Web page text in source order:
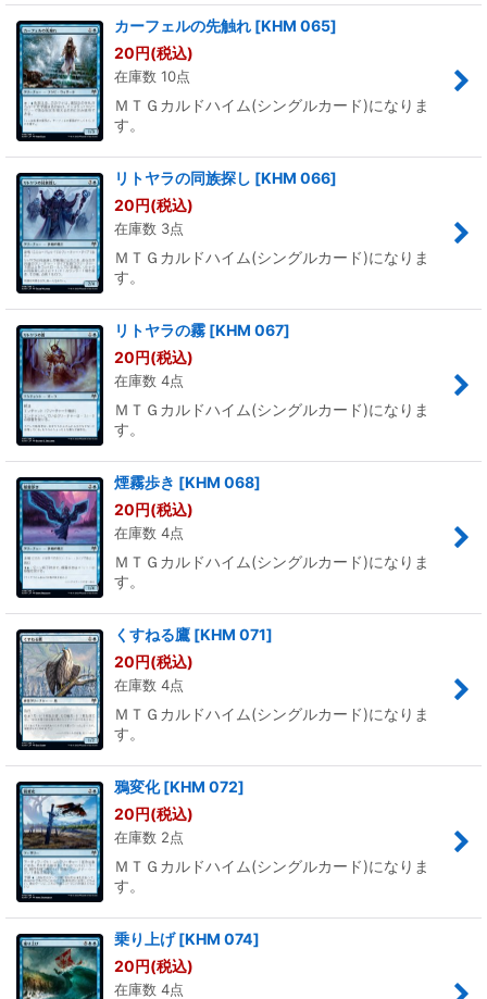
カーフェルの先触れ [KHM 065]
20円(税込)
在庫数 10点
ＭＴＧカルドハイム(シングルカード)になりま
す。
リトヤラの同族探し [KHM 066]
20円(税込)
在庫数 3点
ＭＴＧカルドハイム(シングルカード)になりま
す。
リトヤラの霧 [KHM 067]
20円(税込)
在庫数 4点
ＭＴＧカルドハイム(シングルカード)になりま
す。
煙霧歩き [KHM 068]
20円(税込)
在庫数 4点
ＭＴＧカルドハイム(シングルカード)になりま
す。
くすねる鷹 [KHM 071]
20円(税込)
在庫数 4点
ＭＴＧカルドハイム(シングルカード)になりま
す。
鴉変化 [KHM 072]
20円(税込)
在庫数 2点
ＭＴＧカルドハイム(シングルカード)になりま
す。
乗り上げ [KHM 074]
20円(税込)
在庫数 4点